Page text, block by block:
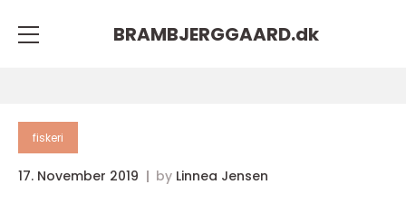
BRAMBJERGGAARD.dk
fiskeri
17. November 2019 by Linnea Jensen